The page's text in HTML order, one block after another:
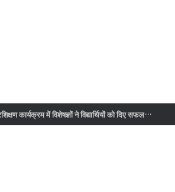
उद्यमिता ओरिएंटेशन प्रशिक्षण कार्यक्रम में विशेषज्ञों ने विद्यार्थियों को दिए सफलता के मंत्र